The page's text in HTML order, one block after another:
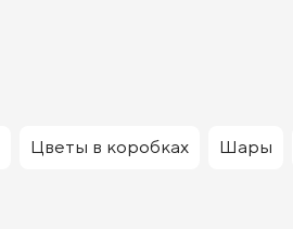
Цветы в коробках Шары